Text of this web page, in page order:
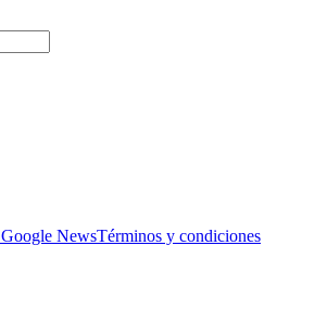
Google NewsTérminos y condiciones